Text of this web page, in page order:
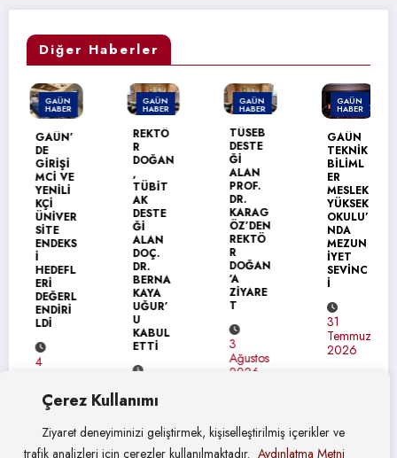
Çerez Kullanımı
Ziyaret deneyiminizi geliştirmek, kişiselleştirilmiş içerikler ve
trafik analizleri için çerezler kullanılmaktadır. Aydınlatma Metni
Diğer Haberler
GAÜN
HABER
GAÜN’
GİRİŞİ
MCİ VE
YENİLİ
ÜNİVER
SİTE
ENDEKS
HEDEFL
DEĞERL
ENDİRİ
Ağustos
GAÜN
HABER
REKTÖ
DOĞAN
TÜBİT
DESTE
ALAN
DOÇ.
BERNA
KAYA
UĞUR’
KABUL
ETTİ
Ağustos
GAÜN
HABER
TÜSEB
DESTE
ALAN
PROF.
KARAG
ÖZ’DEN
REKTÖ
DOĞAN
ZİYARE
Ağustos
2026
GAÜN
HABER
GAÜN
TEKNİK
BİLİML
MESLEK
YÜKSEK
OKULU’
NDA
MEZUN
İYET
SEVİNC
Temmuz
2026